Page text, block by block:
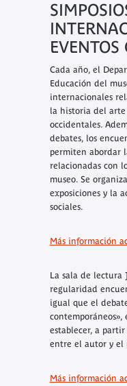
EVENTOS
Cada año, el
Educación del
internacionales
la historia del arte
occidentales.
debates, los
permiten abordar
relacionadas con
museo. Se
exposiciones y la
sociales.
Más información
La sala de lectura
regularidad
igual que el
establecer, a
entre el autor y el
Más información